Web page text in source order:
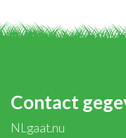
Contact
NLgaat.nu